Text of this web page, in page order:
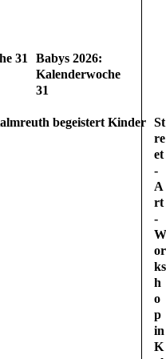
Babys 2026:
Kalenderwoche
31
St
re
et
-
A
rt
-
W
or
ks
h
o
p
in
K